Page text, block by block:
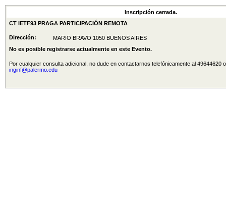
Inscripción cerrada.
CT IETF93 PRAGA PARTICIPACIÓN REMOTA
Dirección:
MARIO BRAVO 1050 BUENOS AIRES
No es posible registrarse actualmente en este Evento.
Por cualquier consulta adicional, no dude en contactarnos telefónicamente al 49644620
inginf@palermo.edu